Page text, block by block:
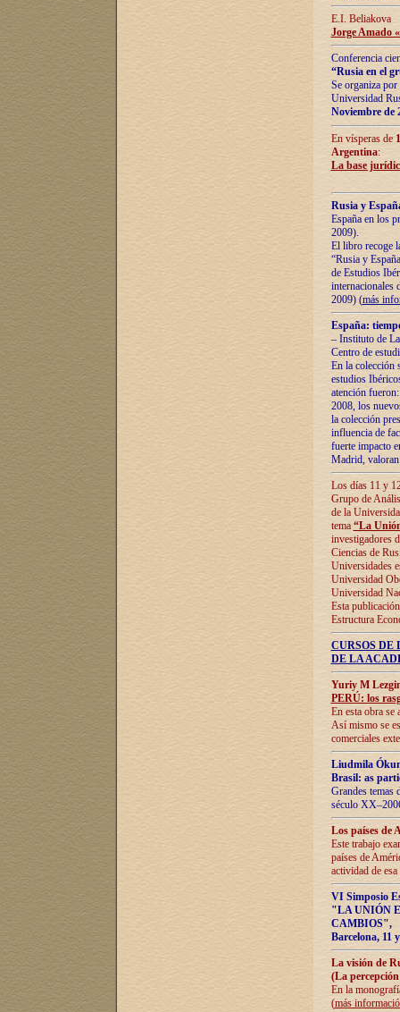
E.I. Beliakova
Jorge Amado
Conferencia
“Rusia en el
Se organiza
Universidad
Noviembre de
En vísperas de
Argentina:
La base
Rusia y
España en los
2009).
El libro recoge
“Rusia y
de Estudios
internacionales
2009) (más
España:
– Instituto de
Centro de
En la colección
estudios
atención
2008, los
la colección
influencia de
fuerte impacto
Madrid,
Los días 11 y
Grupo de
de la
tema “La
investigadores
Ciencias de
Universidades
Universidad
Universidad
Esta
Estructura
CURSOS
DE LA
Yuriy M
PERÚ: los
En esta obra se
Así mismo se
comerciales
Liudmila
Brasil: as
Grandes temas
século
Los países de
Este trabajo
países de
actividad de
VI Simposio
"LA UNIÓN
CAMBIOS",
Barcelona, 11
La visión de
(La
En la
(más